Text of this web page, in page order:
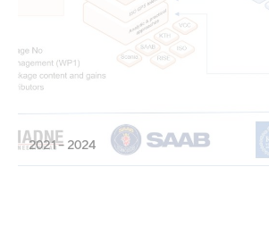
2021 – 2024